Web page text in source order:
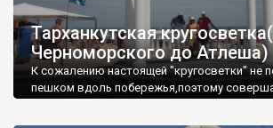
Тарханкутская
Черноморского до Атлеша)
К сожалению настоящей "кругосветки" не
пешком вдоль побережья,поэтому